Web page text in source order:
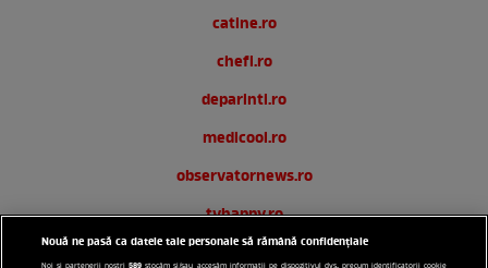
catine.ro
chefi.ro
deparinti.ro
medicool.ro
observatornews.ro
tvhappy.ro
useit.ro
Nouă ne pasă ca datele tale personale să rămână confidențiale